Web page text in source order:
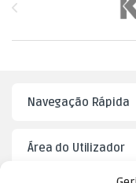
Navegação Rápida
Área do Utilizador